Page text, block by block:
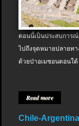
ตอนนี้เป็นประสบการ
ไปถึงจุดหมายปลาย
ด้วยป่าอเมซอนตอนใต้
Read more
Chile-